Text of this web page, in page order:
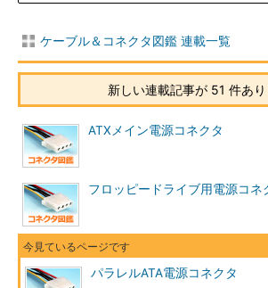
ケーブル＆コネクタ図鑑 連載一覧
新しい連載記事が 51 件あ
ATXメイン電源コネクタ
フロッピードライブ用電源コネ
パラレルATA電源コネクタ